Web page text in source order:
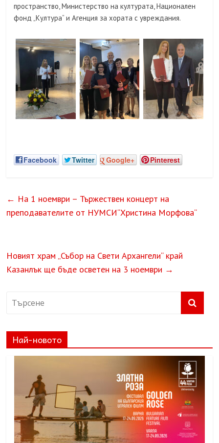
пространство, Министерство на културата, Национален
фонд „Култура“ и Агенция за хората с увреждания.
Facebook Twitter Google+ Pinterest
← На 1 ноември – Тържествен концерт на
преподавателите от НУМСИ“Христина Морфова“
Новият храм „Събор на Свети Архангели“ край
Казанлък ще бъде осветен на 3 ноември →
Най-новото